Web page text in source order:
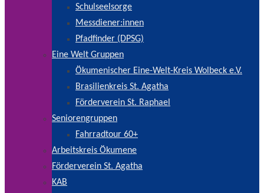
Schulseelsorge
Messdiener:innen
Pfadfinder (DPSG)
Eine Welt Gruppen
Ökumenischer Eine-Welt-Kreis Wolbeck e.V.
Brasilienkreis St. Agatha
Förderverein St. Raphael
Seniorengruppen
Fahrradtour 60+
Arbeitskreis Ökumene
Förderverein St. Agatha
KAB